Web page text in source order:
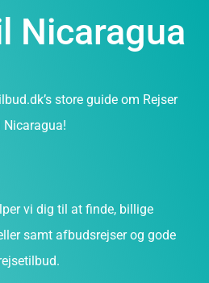
Nicaragua
store guide om Rejser
Nicaragua!
vi dig til at finde, billige
samt afbudsrejser og gode